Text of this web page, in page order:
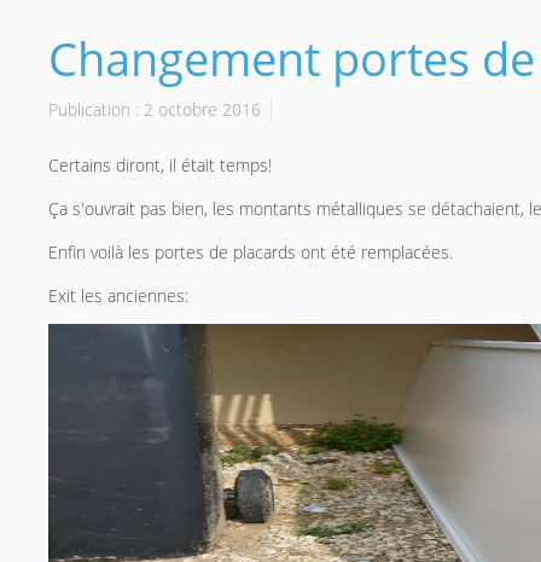
Changement portes
Publication : 2 octobre 2016
Certains diront, il était temps!
Ça s'ouvrait pas bien, les montants métalliques se détachaient,
Enfin voilà les portes de placards ont été remplacées.
Exit les anciennes: